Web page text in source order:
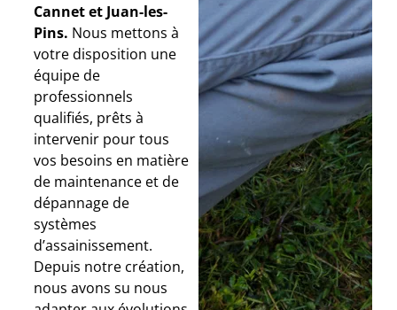
Cannet et Juan-les-
Pins. Nous mettons à
votre disposition une
équipe de
professionnels
qualifiés, prêts à
intervenir pour tous
vos besoins en matière
de maintenance et de
dépannage de
systèmes
d’assainissement.
Depuis notre création,
nous avons su nous